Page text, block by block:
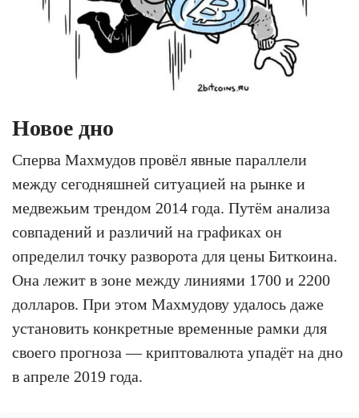
Новое дно
Сперва Махмудов провёл явные параллели
между сегодняшней ситуацией на рынке и
медвежьим трендом 2014 года. Путём анализа
совпадений и различий на графиках он
определил точку разворота для цены Биткоина.
Она лежит в зоне между линиями 1700 и 2200
долларов. При этом Махмудову удалось даже
установить конкретные временные рамки для
своего прогноза — криптовалюта упадёт на дно
в апреле 2019 года.